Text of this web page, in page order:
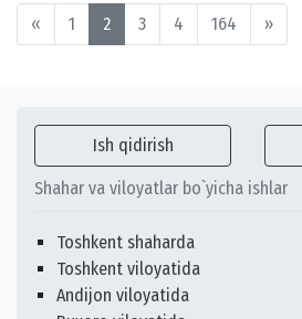
« 1 2 3 4 164 »
Ish qidirish
Shahar va viloyatlar bo`yicha ishlar
Toshkent shaharda
Toshkent viloyatida
Andijon viloyatida